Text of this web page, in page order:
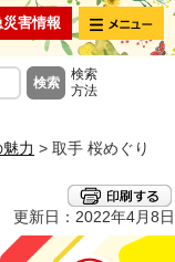
災害情報 メニュー
検索
方法
力 > 取手 桜めぐり
更新日：2022年4月8日
来事から、まちづくり